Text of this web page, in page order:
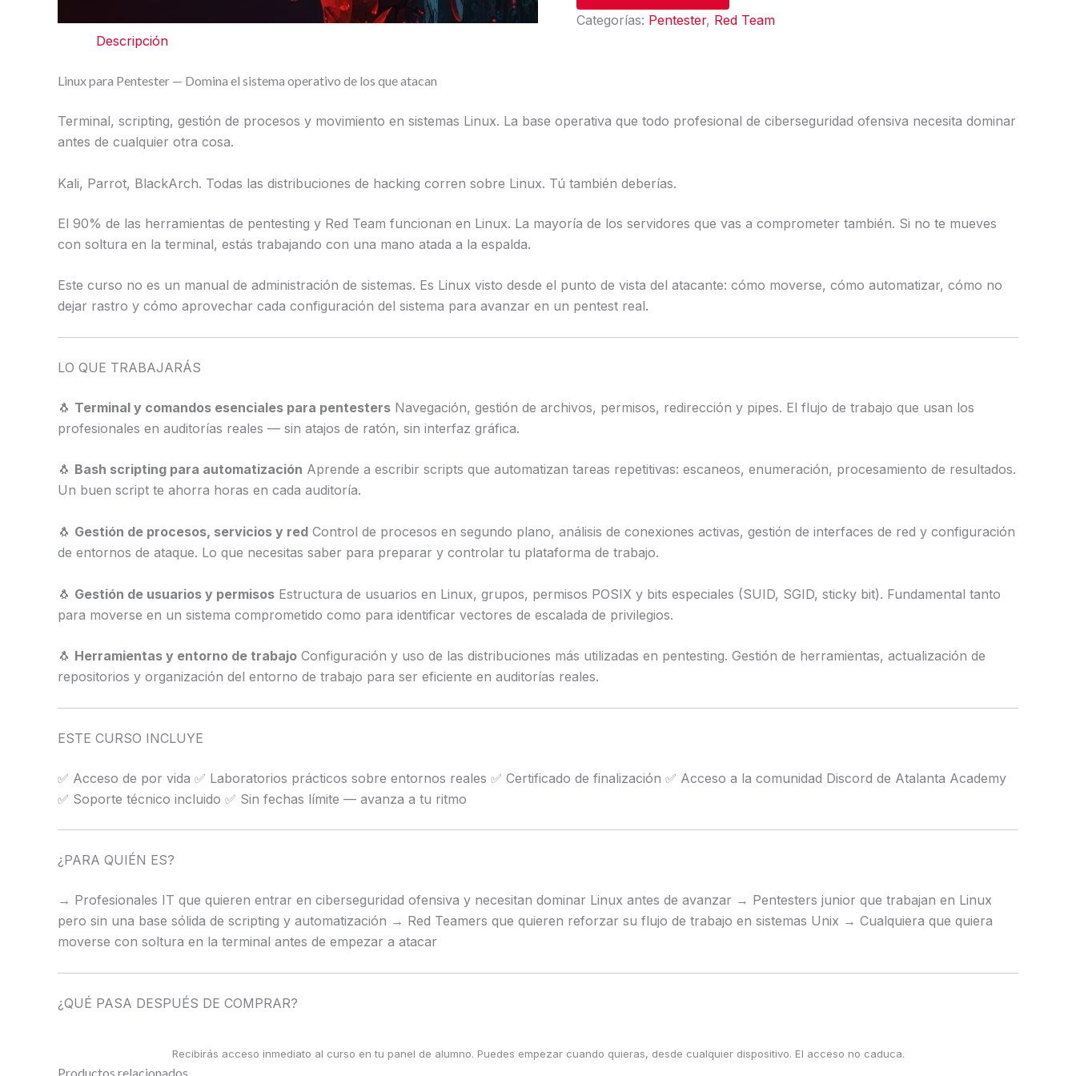
Categorías: Pentester, Red Team
Descripción
Linux para Pentester — Domina el sistema operativo de los que atacan
Terminal, scripting, gestión de procesos y movimiento en sistemas Linux. La base operativa que todo profesional de ciberseguridad ofensiva necesita dominar
antes de cualquier otra cosa.
Kali, Parrot, BlackArch. Todas las distribuciones de hacking corren sobre Linux. Tú también deberías.
El 90% de las herramientas de pentesting y Red Team funcionan en Linux. La mayoría de los servidores que vas a comprometer también. Si no te mueves
con soltura en la terminal, estás trabajando con una mano atada a la espalda.
Este curso no es un manual de administración de sistemas. Es Linux visto desde el punto de vista del atacante: cómo moverse, cómo automatizar, cómo no
dejar rastro y cómo aprovechar cada configuración del sistema para avanzar en un pentest real.
LO QUE TRABAJARÁS
🐧 Terminal y comandos esenciales para pentesters Navegación, gestión de archivos, permisos, redirección y pipes. El flujo de trabajo que usan los
profesionales en auditorías reales — sin atajos de ratón, sin interfaz gráfica.
🐧 Bash scripting para automatización Aprende a escribir scripts que automatizan tareas repetitivas: escaneos, enumeración, procesamiento de resultados.
Un buen script te ahorra horas en cada auditoría.
🐧 Gestión de procesos, servicios y red Control de procesos en segundo plano, análisis de conexiones activas, gestión de interfaces de red y configuración
de entornos de ataque. Lo que necesitas saber para preparar y controlar tu plataforma de trabajo.
🐧 Gestión de usuarios y permisos Estructura de usuarios en Linux, grupos, permisos POSIX y bits especiales (SUID, SGID, sticky bit). Fundamental tanto
para moverse en un sistema comprometido como para identificar vectores de escalada de privilegios.
🐧 Herramientas y entorno de trabajo Configuración y uso de las distribuciones más utilizadas en pentesting. Gestión de herramientas, actualización de
repositorios y organización del entorno de trabajo para ser eficiente en auditorías reales.
ESTE CURSO INCLUYE
✅ Acceso de por vida ✅ Laboratorios prácticos sobre entornos reales ✅ Certificado de finalización ✅ Acceso a la comunidad Discord de Atalanta Academy
✅ Soporte técnico incluido ✅ Sin fechas límite — avanza a tu ritmo
¿PARA QUIÉN ES?
→ Profesionales IT que quieren entrar en ciberseguridad ofensiva y necesitan dominar Linux antes de avanzar → Pentesters junior que trabajan en Linux
pero sin una base sólida de scripting y automatización → Red Teamers que quieren reforzar su flujo de trabajo en sistemas Unix → Cualquiera que quiera
moverse con soltura en la terminal antes de empezar a atacar
¿QUÉ PASA DESPUÉS DE COMPRAR?
Recibirás acceso inmediato al curso en tu panel de alumno. Puedes empezar cuando quieras, desde cualquier dispositivo. El acceso no caduca.
Productos relacionados